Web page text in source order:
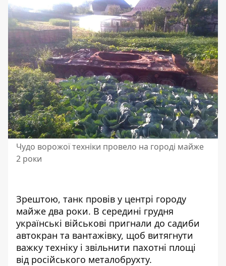
Чудо ворожої техніки провело на городі майже
2 роки
Зрештою, танк провів у центрі городу
майже два роки. В середині грудня
українські військові пригнали до садиби
автокран та вантажівку, щоб витягнути
важку техніку і звільнити пахотні площі
від російського металобрухту.